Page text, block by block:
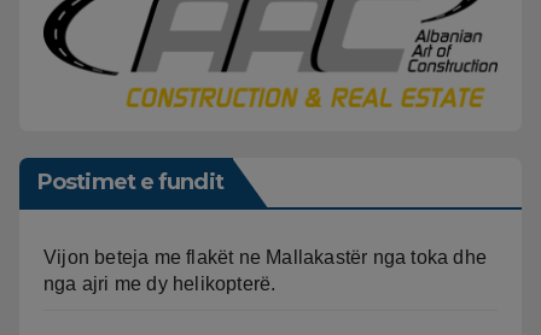
Postimet e fundit
Vijon beteja me flakët ne Mallakastër nga toka dhe
nga ajri me dy helikopterë.